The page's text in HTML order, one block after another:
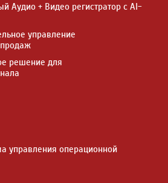
Аудио + Видео регистратор с AI-
управление
решение для
управления операционной